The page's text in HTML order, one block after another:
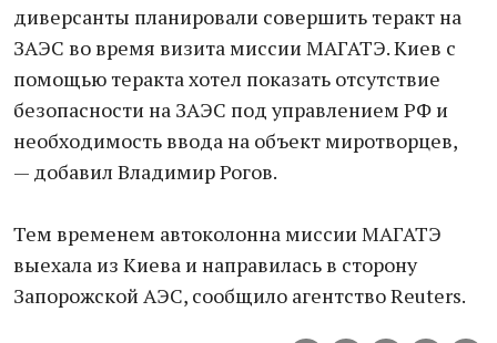
диверсанты планировали совершить теракт на
ЗАЭС во время визита миссии МАГАТЭ. Киев с
помощью теракта хотел показать отсутствие
безопасности на ЗАЭС под управлением РФ и
необходимость ввода на объект миротворцев,
— добавил Владимир Рогов.
Тем временем автоколонна миссии МАГАТЭ
выехала из Киева и направилась в сторону
Запорожской АЭС, сообщило агентство Reuters.